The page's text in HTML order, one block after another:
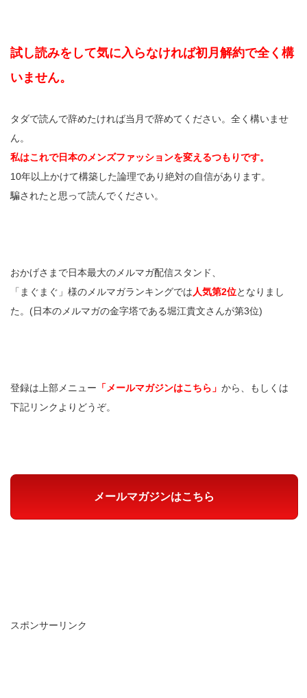
試し読みをして気に入らなければ初月解約で全く構
いません。
タダで読んで辞めたければ当月で辞めてください。全く構いませ
ん。
私はこれで日本のメンズファッションを変えるつもりです。
10年以上かけて構築した論理であり絶対の自信があります。
騙されたと思って読んでください。
おかげさまで日本最大のメルマガ配信スタンド、
「まぐまぐ」様のメルマガランキングでは 人気第2位となりまし
た。(日本のメルマガの金字塔である堀江貴文さんが第3位)
登録は上部メニュー 「メールマガジンはこちら」 から、もしくは
下記リンクよりどうぞ。
メールマガジンはこちら
スポンサーリンク